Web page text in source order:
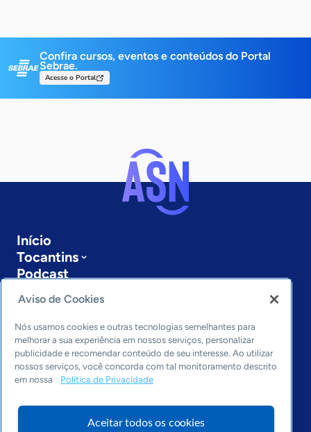
Confira cursos, eventos e conteúdos do Portal
Sebrae.
Acesse o Portal
Início
Tocantins
Podcast
Sobre a ASN
Últimas notícias
Entre em contato
Editorias
Economia & Política
Inovação & Tecnologia
Cultura empreendedora
Aviso de Cookies
Nós usamos cookies e outras tecnologias semelhantes para
melhorar a sua experiência em nossos serviços, personalizar
publicidade e recomendar conteúdo de seu interesse. Ao utilizar
nossos serviços, você concorda com tal monitoramento descrito
em nossa
Política de Privacidade
Aceitar todos os cookies